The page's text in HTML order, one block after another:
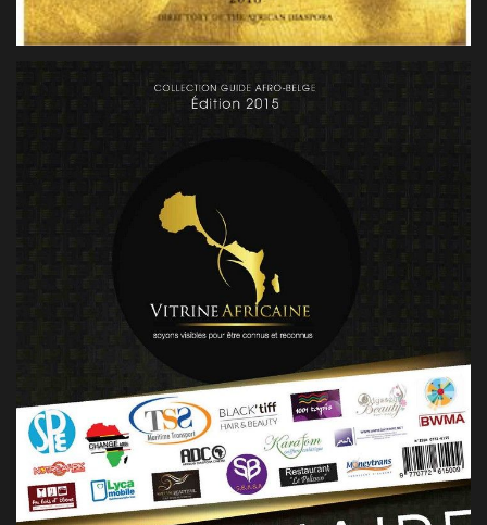
LE GUIDE AFRICAIN BELGIQUE 3EME EDITION